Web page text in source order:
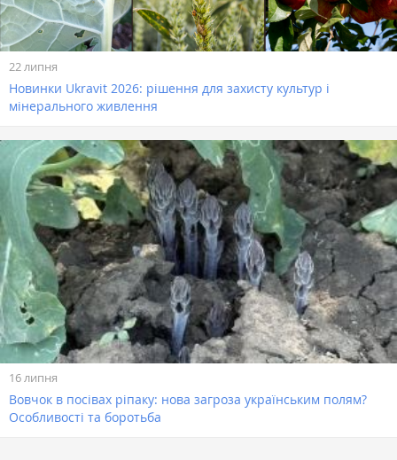
22 липня
Новинки Ukravit 2026: рішення для захисту культур і
мінерального живлення
16 липня
Вовчок в посівах ріпаку: нова загроза українським полям?
Особливості та боротьба